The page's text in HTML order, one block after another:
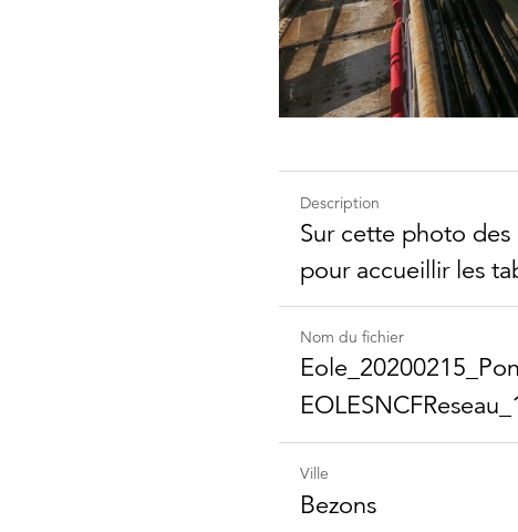
Description
Sur cette photo
pour accueillir les
Nom du fichier
Ville
Bezons